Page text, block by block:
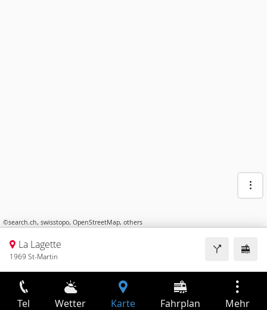
©search.ch, swisstopo, OpenStreetMap, others
La Lagette
1969 St-Martin
Tel Wetter Karte Fahrplan Mehr